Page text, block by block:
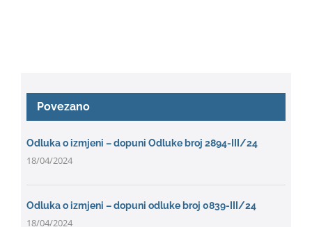
Povezano
Odluka o izmjeni – dopuni Odluke broj 2894-III/24
18/04/2024
Odluka o izmjeni – dopuni odluke broj 0839-III/24
18/04/2024